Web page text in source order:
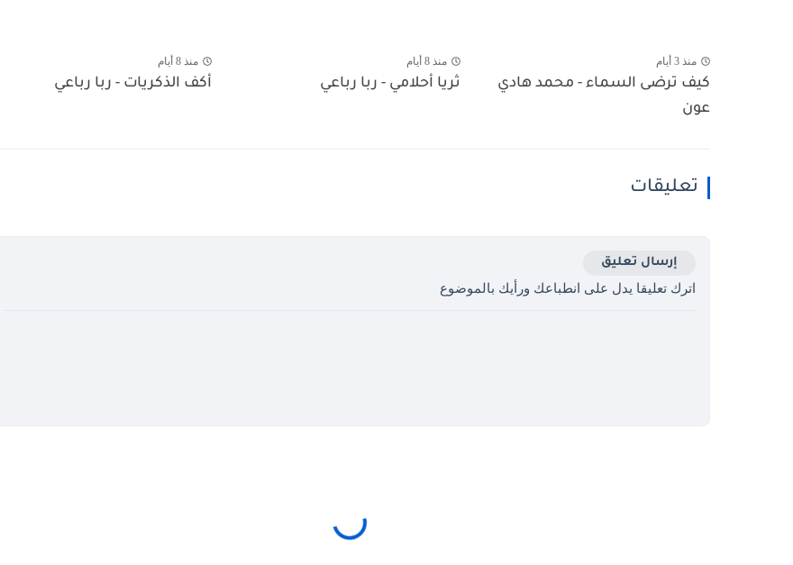
منذ 3 أيام
كيف ترضى السماء - محمد هادي
عون
منذ 8 أيام
ثريا أحلامي - ربا رباعي
منذ 8 أيام
أكف الذكريات - ربا رباعي
تعليقات
إرسال تعليق
اترك تعليقا يدل على انطباعك ورأيك بالموضوع